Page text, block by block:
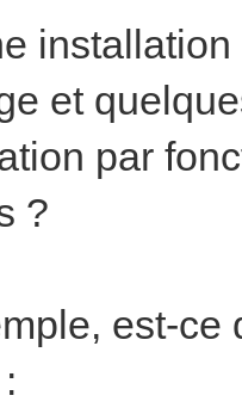
et
par
?
est-ce